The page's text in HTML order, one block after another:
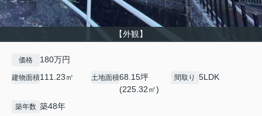
【外観】
価格 180万円
建物面積111.23㎡ 土地面積68.15坪
(225.32㎡)
間取り 5LDK
築年数 築48年